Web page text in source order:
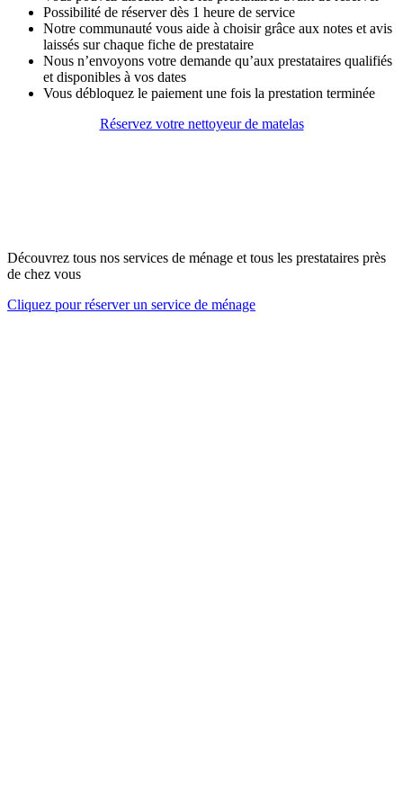
Possibilité de réserver dès 1 heure de service
Notre communauté vous aide à choisir grâce aux notes et avis
laissés sur chaque fiche de prestataire
Nous n’envoyons votre demande qu’aux prestataires qualifiés
et disponibles à vos dates
Vous débloquez le paiement une fois la prestation terminée
Réservez votre nettoyeur de matelas
Découvrez tous nos services de ménage et tous les prestataires près
de chez vous
Cliquez pour réserver un service de ménage